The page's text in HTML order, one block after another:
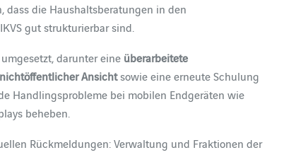
dass die Haushaltsberatungen in den
gut strukturierbar sind.
darunter eine überarbeitete
Ansichtsowie eine erneute Schulung
Handlingsprobleme bei mobilen Endgeräten wie
beheben.
Rückmeldungen: Verwaltung und Fraktionen der